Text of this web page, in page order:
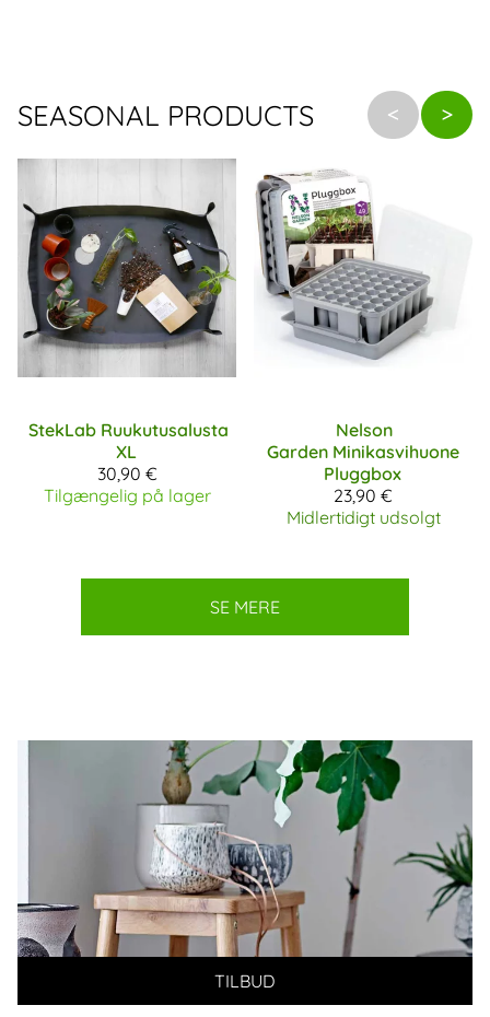
SEASONAL PRODUCTS
StekLab Ruukutusalusta
XL
30,90 €
Tilgængelig på lager
Nelson
Garden Minikasvihuone
Pluggbox
23,90 €
Midlertidigt udsolgt
SE MERE
TILBUD